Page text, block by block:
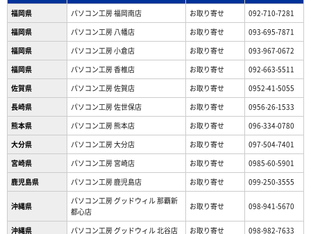
福岡県
パソコン工房 福岡南店 お取り寄せ
092-710-7281
福岡県
パソコン工房 八幡店 お取り寄せ
093-695-7871
福岡県
パソコン工房 小倉店 お取り寄せ
093-967-0672
福岡県
パソコン工房 香椎店 お取り寄せ
092-663-5511
佐賀県
パソコン工房 佐賀店 お取り寄せ
0952-41-5055
長崎県
パソコン工房 佐世保店 お取り寄せ
0956-26-1533
熊本県
パソコン工房 熊本店 お取り寄せ
096-334-0780
大分県
パソコン工房 大分店 お取り寄せ
097-504-7401
宮崎県
パソコン工房 宮崎店 お取り寄せ
0985-60-5901
鹿児島県
パソコン工房 鹿児島店 お取り寄せ 099-250-3555
沖縄県
パソコン工房 グッドウィル 那覇新
都心店
お取り寄せ 098-941-5670
沖縄県 パソコン工房 グッドウィル 北谷店 お取り寄せ 098-982-7633